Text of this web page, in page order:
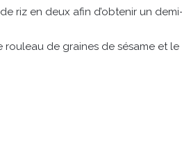
riz en deux afin d’obtenir un
rouleau de graines de sésame et